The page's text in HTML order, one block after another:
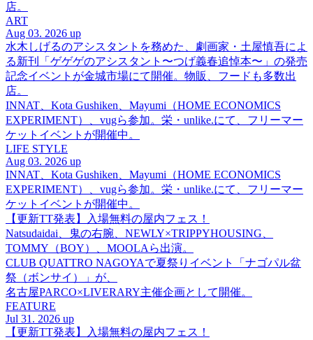
店。
ART
Aug 03. 2026 up
水木しげるのアシスタントを務めた、劇画家・土屋慎吾によ
る新刊「ゲゲゲのアシスタント〜つげ義春追悼本〜」の発売
記念イベントが金城市場にて開催。物販、フードも多数出
店。
INNAT、Kota Gushiken、Mayumi（HOME ECONOMICS
EXPERIMENT）、vugら参加。栄・unlike.にて、フリーマー
ケットイベントが開催中。
LIFE STYLE
Aug 03. 2026 up
INNAT、Kota Gushiken、Mayumi（HOME ECONOMICS
EXPERIMENT）、vugら参加。栄・unlike.にて、フリーマー
ケットイベントが開催中。
【更新TT発表】入場無料の屋内フェス！
Natsudaidai、鬼の右腕、NEWLY×TRIPPYHOUSING、
TOMMY（BOY）、MOOLAら出演。
CLUB QUATTRO NAGOYAで夏祭りイベント「ナゴパル盆
祭（ボンサイ）」が、
名古屋PARCO×LIVERARY主催企画として開催。
FEATURE
Jul 31. 2026 up
【更新TT発表】入場無料の屋内フェス！